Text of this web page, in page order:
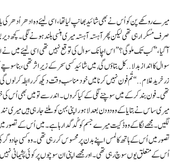
صرف مُسکرا رہی تھی لیکن پھر آہستہ آہستہ میری ہنسی بلند ہونے لگی ۔
آگیا،” کب تک ملو گی؟ ” اس اچانک سوال کی توقع نہیں تھی اسی لیئے
سوال کا انداز بدلا.. کل بتاؤں گی, میں شائید کسی سحر کے زیرِ اثر تھی، بنا سوچے
زر خرید غلام.. “تُم فون نہیں کرنا میں خود مناسب وقت دیکھ کر رابطہ کر لوں
تھی۔ فون بند کر کے میں سوچنے لگی کے کیا کروں۔ اندر سے تو میں بھی اُس
میری ساس نے بتایا کے وہ دو دن بعد لاہور اپنی بہن کو ملنے جا رہی ہیں
لگیں۔ مجھے لگا کے وہ ڈکیت میرے جسم کو گُدگدا رہا ہے۔ میں اُس کے تصور
تصور میں اُس کے ہاتھ کا لمس اپنے بدن پر محسوس کر رہی تھی۔ وہ کسی
اُس کے متعلق یوں سوچ رہی تھی۔ اور مجھے اپنی ان سوچوں پر کوئی پشیمانی